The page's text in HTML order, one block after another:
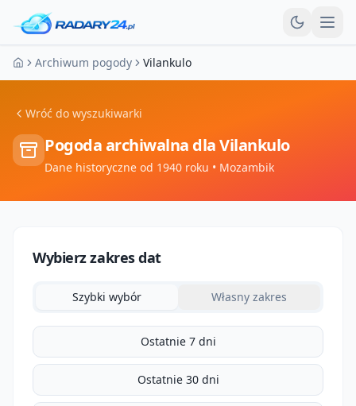
Strona główna
Archiwum pogody Vilankulo
Wróć do wyszukiwarki
Pogoda archiwalna dlaVilankulo
Dane historyczne od 1940 roku • Mozambik
Wybierz zakres dat
Szybki wybór Własny zakres
Ostatnie 7 dni
Ostatnie 30 dni